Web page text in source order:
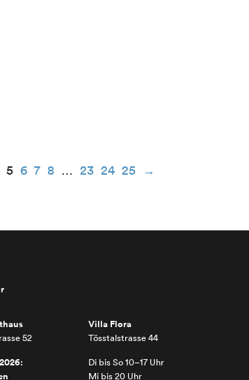
5 6 7 8 … 23 24 25 →
52
Villa Flora
Tösstalstrasse 44
Di bis So 10–17 Uhr
Mi bis 20 Uhr